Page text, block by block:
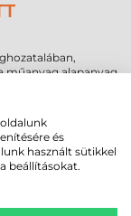
műanyag alapanyag
ajánlott
deres felület
bevonat
és
használt sütikkel
beállításokat.